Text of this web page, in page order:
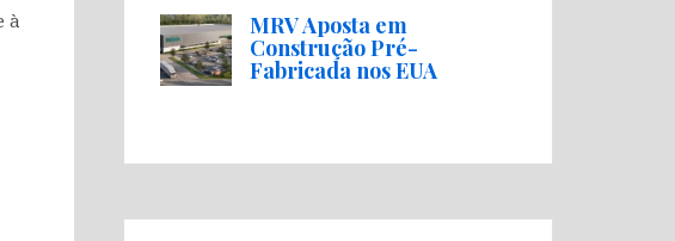
à
MRV Aposta em
Construção Pré-
Fabricada nos EUA